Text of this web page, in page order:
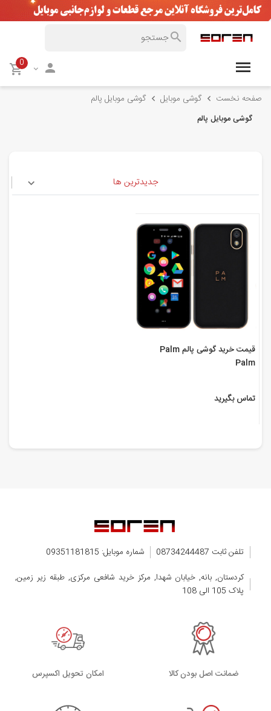
0
صفحه نخست گوشی موبایل گوشی موبایل پالم
گوشی موبایل پالم
جدیدترین ها
قیمت خرید گوشی پالم Palm
Palm
تماس بگیرید
تلفن ثابت 08734244487
شماره موبایل: 09351181815
کردستان, بانه, خیابان شهدا, مرکز خرید شافعی مرکزی, طبقه زیر زمین,
پلاک 105 الی 108
ضمانت اصل بودن کالا اﻣﮑﺎن ﺗﺤﻮﯾﻞ اﮐﺴﭙﺮس